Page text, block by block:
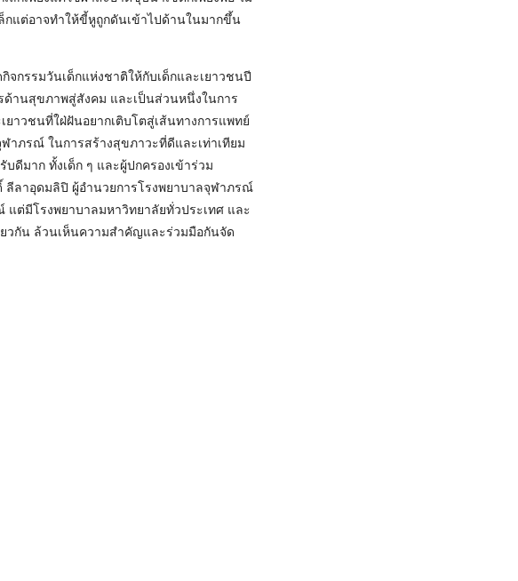
กแต่อาจทำให้ขี้หูถูกดันเข้าไปด้านในมากขึ้น
กรรมวันเด็กแห่งชาติให้กับเด็กและเยาวชนปี
ด้านสุขภาพสู่สังคม และเป็นส่วนหนึ่งในการ
ยาวชนที่ใฝ่ฝันอยากเติบโตสู่เส้นทางการแพทย์
าภรณ์ ในการสร้างสุขภาวะที่ดีและเท่าเทียม
ดีมาก ทั้งเด็ก ๆ และผู้ปกครองเข้าร่วม
ลีลาอุดมลิปิ ผู้อำนวยการโรงพยาบาลจุฬาภรณ์
ต่มีโรงพยาบาลมหาวิทยาลัยทั่วประเทศ และ
วกัน ล้วนเห็นความสำคัญและร่วมมือกันจัด